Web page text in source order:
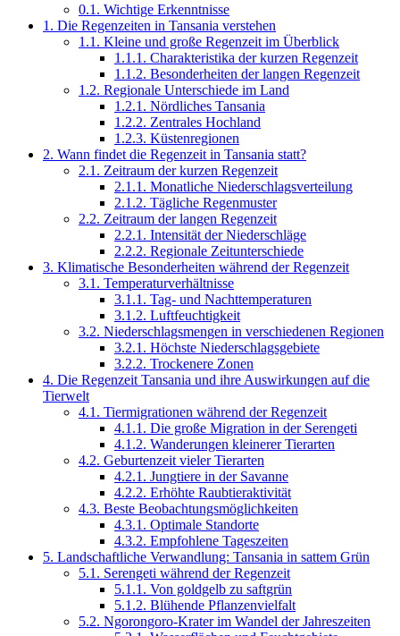
0.1. Wichtige Erkenntnisse
1. Die Regenzeiten in Tansania verstehen
1.1. Kleine und große Regenzeit im Überblick
1.1.1. Charakteristika der kurzen Regenzeit
1.1.2. Besonderheiten der langen Regenzeit
1.2. Regionale Unterschiede im Land
1.2.1. Nördliches Tansania
1.2.2. Zentrales Hochland
1.2.3. Küstenregionen
2. Wann findet die Regenzeit in Tansania statt?
2.1. Zeitraum der kurzen Regenzeit
2.1.1. Monatliche Niederschlagsverteilung
2.1.2. Tägliche Regenmuster
2.2. Zeitraum der langen Regenzeit
2.2.1. Intensität der Niederschläge
2.2.2. Regionale Zeitunterschiede
3. Klimatische Besonderheiten während der Regenzeit
3.1. Temperaturverhältnisse
3.1.1. Tag- und Nachttemperaturen
3.1.2. Luftfeuchtigkeit
3.2. Niederschlagsmengen in verschiedenen Regionen
3.2.1. Höchste Niederschlagsgebiete
3.2.2. Trockenere Zonen
4. Die Regenzeit Tansania und ihre Auswirkungen auf die
Tierwelt
4.1. Tiermigrationen während der Regenzeit
4.1.1. Die große Migration in der Serengeti
4.1.2. Wanderungen kleinerer Tierarten
4.2. Geburtenzeit vieler Tierarten
4.2.1. Jungtiere in der Savanne
4.2.2. Erhöhte Raubtieraktivität
4.3. Beste Beobachtungsmöglichkeiten
4.3.1. Optimale Standorte
4.3.2. Empfohlene Tageszeiten
5. Landschaftliche Verwandlung: Tansania in sattem Grün
5.1. Serengeti während der Regenzeit
5.1.1. Von goldgelb zu saftgrün
5.1.2. Blühende Pflanzenvielfalt
5.2. Ngorongoro-Krater im Wandel der Jahreszeiten